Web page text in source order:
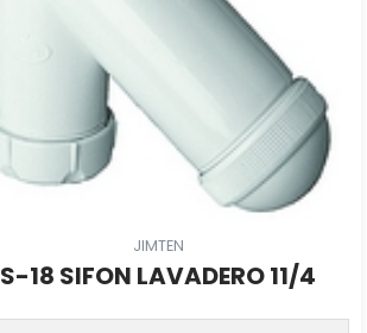
JIMTEN
S-18 SIFON LAVADERO 11/4